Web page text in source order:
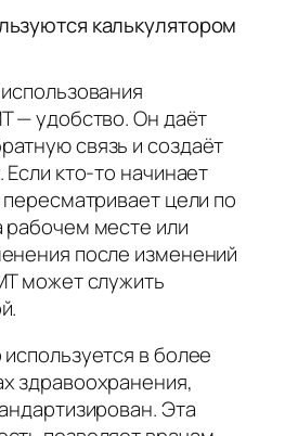
калькулятором
— удобство. Он даёт
связь и создаёт
кто-то начинает
цели по
месте или
после изменений
может служить
в более
здравоохранения,
Эта